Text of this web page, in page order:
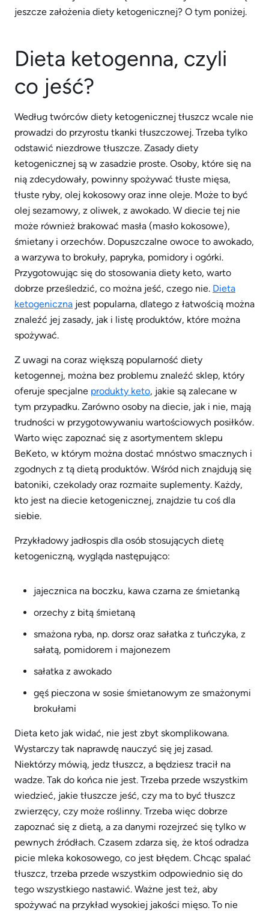
jeszcze założenia diety ketogenicznej? O tym poniżej.
Dieta ketogenna, czyli
co jeść?
Według twórców diety ketogenicznej tłuszcz wcale nie
prowadzi do przyrostu tkanki tłuszczowej. Trzeba tylko
odstawić niezdrowe tłuszcze. Zasady diety
ketogenicznej są w zasadzie proste. Osoby, które się na
nią zdecydowały, powinny spożywać tłuste mięsa,
tłuste ryby, olej kokosowy oraz inne oleje. Może to być
olej sezamowy, z oliwek, z awokado. W diecie tej nie
może również brakować masła (masło kokosowe),
śmietany i orzechów. Dopuszczalne owoce to awokado,
a warzywa to brokuły, papryka, pomidory i ogórki.
Przygotowując się do stosowania diety keto, warto
dobrze prześledzić, co można jeść, czego nie. Dieta
ketogeniczna jest popularna, dlatego z łatwością można
znaleźć jej zasady, jak i listę produktów, które można
spożywać.
Z uwagi na coraz większą popularność diety
ketogennej, można bez problemu znaleźć sklep, który
oferuje specjalne produkty keto, jakie są zalecane w
tym przypadku. Zarówno osoby na diecie, jak i nie, mają
trudności w przygotowywaniu wartościowych posiłków.
Warto więc zapoznać się z asortymentem sklepu
BeKeto, w którym można dostać mnóstwo smacznych i
zgodnych z tą dietą produktów. Wśród nich znajdują się
batoniki, czekolady oraz rozmaite suplementy. Każdy,
kto jest na diecie ketogenicznej, znajdzie tu coś dla
siebie.
Przykładowy jadłospis dla osób stosujących dietę
ketogeniczną, wygląda następująco:
jajecznica na boczku, kawa czarna ze śmietanką
orzechy z bitą śmietaną
smażona ryba, np. dorsz oraz sałatka z tuńczyka, z
sałatą, pomidorem i majonezem
sałatka z awokado
gęś pieczona w sosie śmietanowym ze smażonymi
brokułami
Dieta keto jak widać, nie jest zbyt skomplikowana.
Wystarczy tak naprawdę nauczyć się jej zasad.
Niektórzy mówią, jedz tłuszcz, a będziesz tracił na
wadze. Tak do końca nie jest. Trzeba przede wszystkim
wiedzieć, jakie tłuszcze jeść, czy ma to być tłuszcz
zwierzęcy, czy może roślinny. Trzeba więc dobrze
zapoznać się z dietą, a za danymi rozejrzeć się tylko w
pewnych źródłach. Czasem zdarza się, że ktoś odradza
picie mleka kokosowego, co jest błędem. Chcąc spalać
tłuszcz, trzeba przede wszystkim odpowiednio się do
tego wszystkiego nastawić. Ważne jest też, aby
spożywać na przykład wysokiej jakości mięso. To nie